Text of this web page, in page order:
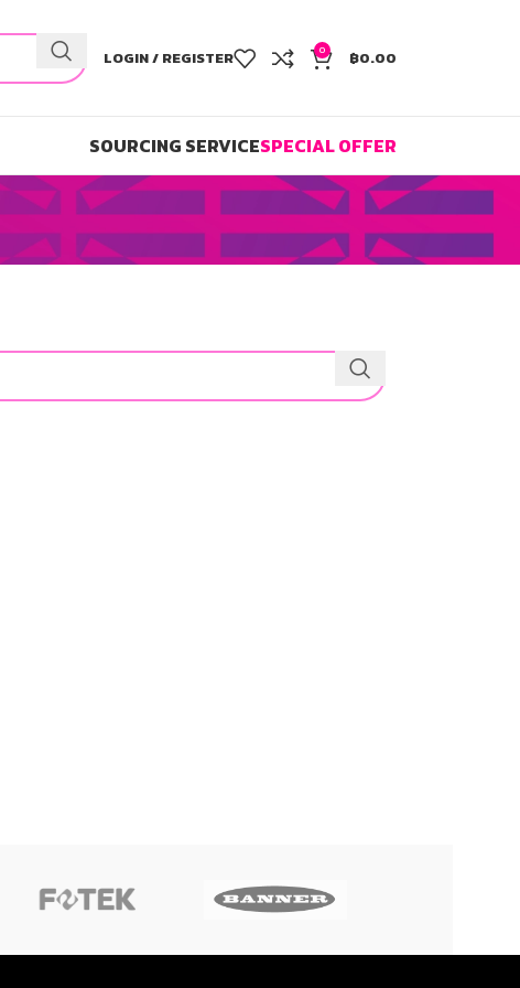
LOGIN / REGISTER 0 ฿0.00
SOURCING SERVICESPECIAL OFFER